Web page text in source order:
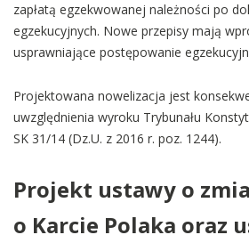
zapłatą egzekwowanej należności po
egzekucyjnych. Nowe przepisy mają
usprawniające postępowanie
Projektowana nowelizacja jest
uwzględnienia wyroku Trybunału
SK 31/14 (Dz.U. z 2016 r. poz. 1244).
Projekt ustawy o
o Karcie Polaka oraz